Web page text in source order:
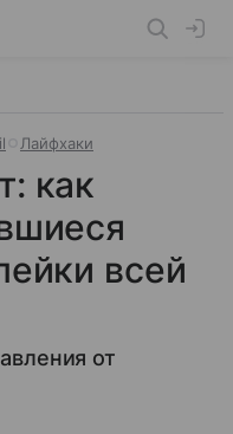
Лайфхаки
как
всей
от